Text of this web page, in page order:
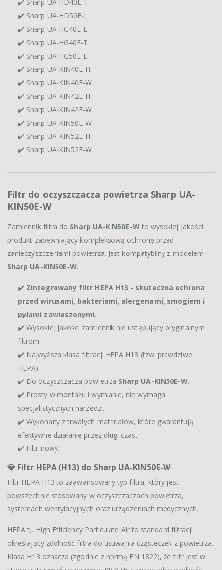
✔️ Sharp UA-HD40E-T
✔️ Sharp UA-HD50E-L
✔️ Sharp UA-HG40E-L
✔️ Sharp UA-HG40E-T
✔️ Sharp UA-HG50E-L
✔️ Sharp UA-KIN40E-H
✔️ Sharp UA-KIN40E-W
✔️ Sharp UA-KIN42E-H
✔️ Sharp UA-KIN42E-W
✔️ Sharp UA-KIN50E-W
✔️ Sharp UA-KIN52E-H
✔️ Sharp UA-KIN52E-W
Filtr do oczyszczacza powietrza Sharp UA-
KIN50E-W
Zamiennik filtra do Sharp UA-KIN50E-Wto wysokiej jakości
produkt zapewniający kompleksową ochronę przed
zanieczyszczeniami powietrza. Jest kompatybilny z modelem
Sharp UA-KIN50E-W.
✔️ Zintegrowany filtr HEPA H13 - skuteczna ochrona
przed wirusami, bakteriami, alergenami, smogiem i
pyłami zawieszonymi.
✔️ Wysokiej jakości zamiennik nie ustępujący oryginalnym
filtrom.
✔️ Najwyższa klasa filtracji HEPA H13 (tzw. prawdziwe
HEPA).
✔️ Do oczyszczacza powietrza Sharp UA-KIN50E-W.
✔️ Prosty w montażu i wymianie, nie wymaga
specjalistycznych narzędzi.
✔️ Wykonany z trwałych materiałów, które gwarantują
efektywne działanie przez długi czas.
✔️ Filtr nowy.
💎 Filtr HEPA (H13) do Sharp UA-KIN50E-W
Filtr HEPA H13 to zaawansowany typ filtra, który jest
powszechnie stosowany w oczyszczaczach powietrza,
systemach wentylacyjnych oraz urządzeniach medycznych.
HEPA tj. High Efficiency Particulate Air to standard filtracji
określający zdolność filtra do usuwania cząsteczek z powietrza.
Klasa H13 oznacza (zgodnie z normą EN 1822), że filtr jest w